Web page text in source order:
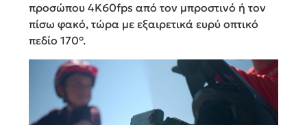
προσώπου 4K60fps από τον μπροστινό ή τον
πίσω φακό, τώρα με εξαιρετικά ευρύ οπτικό
πεδίο 170°.